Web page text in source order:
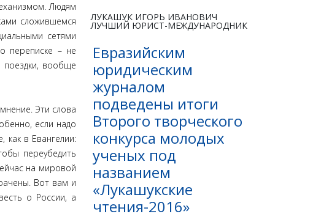
Людям
сложившемся
сетями
переписке – не
поездки, вообще
Эти слова
если надо
в Евангелии:
переубедить
на мировой
Вот вам и
о России, а
ЛУКАШУК ИГОРЬ ИВАНОВИЧ
ЛУЧШИЙ ЮРИСТ-МЕЖДУНАРОДНИК
Евразийским
юридическим
журналом
подведены итоги
Второго творческого
конкурса молодых
ученых под
названием
«Лукашукские
чтения-2016»